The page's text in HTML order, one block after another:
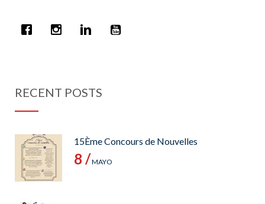
RECENT POSTS
15Ème Concours de Nouvelles
8 /MAYO